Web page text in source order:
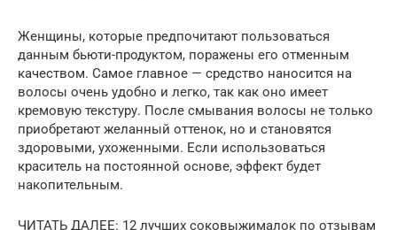
Женщины, которые предпочитают пользоваться
данным бьюти-продуктом, поражены его отменным
качеством. Самое главное — средство наносится на
волосы очень удобно и легко, так как оно имеет
кремовую текстуру. После смывания волосы не только
приобретают желанный оттенок, но и становятся
здоровыми, ухоженными. Если использоваться
краситель на постоянной основе, эффект будет
накопительным.
ЧИТАТЬ ДАЛЕЕ: 12 лучших соковыжималок по отзывам